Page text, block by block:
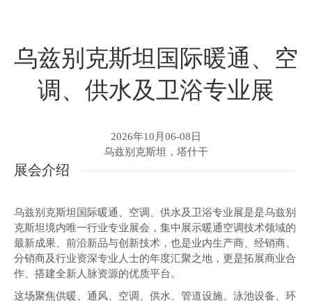
乌兹别克斯坦国际暖通、空
调、供水及卫浴专业展
2026年10月06-08日
乌兹别克斯坦，塔什干
展会介绍
乌兹别克斯坦国际暖通、空调、供水及卫浴专业展是是乌兹别
克斯坦境内唯一行业专业展会，集中展示暖通空调技术领域的
最新成果、前沿新品与创新技术，也是业内生产商、经销商、
分销商及行业资深专业人士的年度汇聚之地，更是拓展商业合
作、搭建全新人脉资源的优质平台。
这场聚焦供暖、通风、空调、供水、管道设施、泳池设备、环